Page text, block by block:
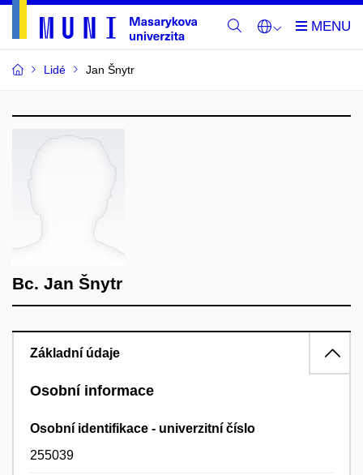
Lidé Jan Šnytr
Bc. Jan Šnytr
Základní údaje
Osobní informace
Osobní identifikace - univerzitní číslo
255039